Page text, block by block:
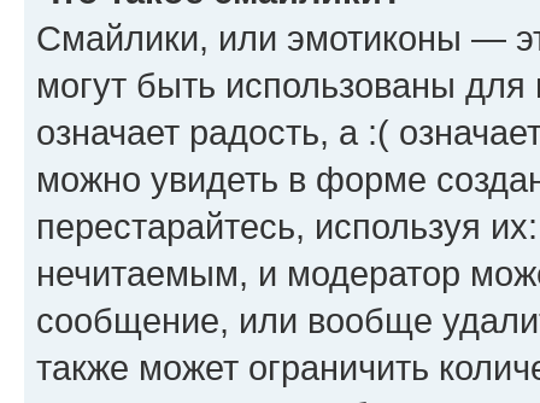
Смайлики, или эмотиконы —
могут быть использованы
означает радость, а :(
можно увидеть в форме
перестарайтесь, используя
нечитаемым, и модератор
сообщение, или вообще
также может ограничить